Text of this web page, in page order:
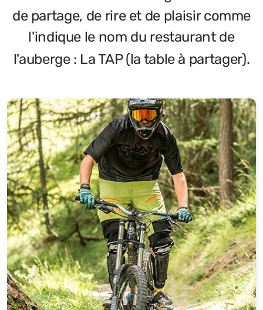
de partage, de rire et de plaisir comme
l'indique le nom du restaurant de
l'auberge : La TAP (la table à partager).